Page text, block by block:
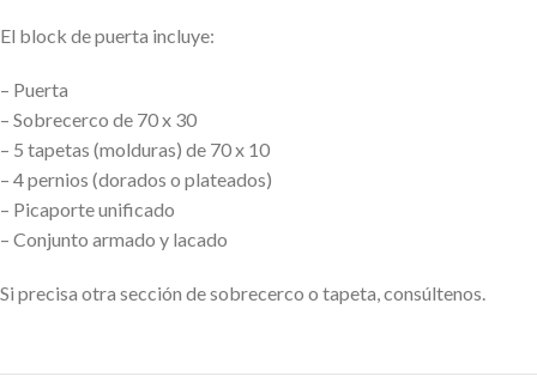
El block de puerta incluye:
– Puerta
– Sobrecerco de 70 x 30
– 5 tapetas (molduras) de 70 x 10
– 4 pernios (dorados o plateados)
– Picaporte unificado
– Conjunto armado y lacado
Si precisa otra sección de sobrecerco o tapeta, consúltenos.